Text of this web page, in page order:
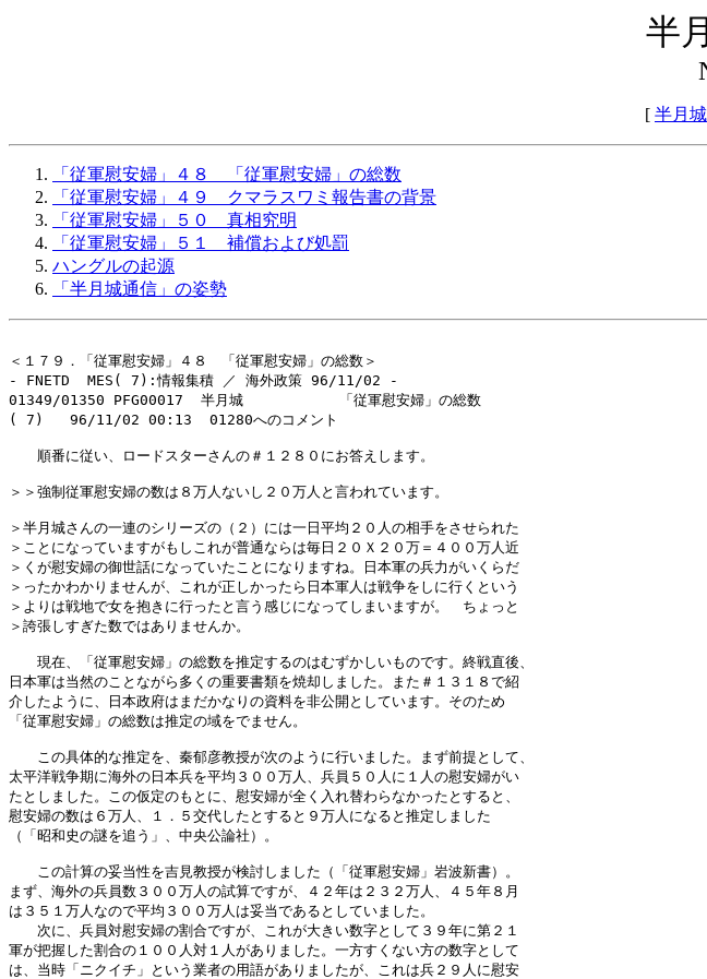
半
[ 半月
「従軍慰安婦」４８ 「従軍慰安婦」の総数
「従軍慰安婦」４９ クマラスワミ報告書の背景
「従軍慰安婦」５０ 真相究明
「従軍慰安婦」５１ 補償および処罰
ハングルの起源
「半月城通信」の姿勢
＜１７９．「従軍慰安婦」４８　「従軍慰安婦」の総数＞
- FNETD  MES( 7):情報集積 ／ 海外政策 96/11/02 -
01349/01350 PFG00017  半月城           「従軍慰安婦」の総数
( 7)   96/11/02 00:13  01280へのコメント
順番に従い、ロードスターさんの＃１２８０にお答えします。
＞＞強制従軍慰安婦の数は８万人ないし２０万人と言われています。
＞半月城さんの一連のシリーズの（２）には一日平均２０人の相手をさせられた
＞ことになっていますがもしこれが普通ならは毎日２０Ｘ２０万＝４００万人近
＞くが慰安婦の御世話になっていたことになりますね。日本軍の兵力がいくらだ
＞ったかわかりませんが、これが正しかったら日本軍人は戦争をしに行くという
＞よりは戦地で女を抱きに行ったと言う感じになってしまいますが。　ちょっと
＞誇張しすぎた数ではありませんか。
現在、「従軍慰安婦」の総数を推定するのはむずかしいものです。終戦直後、
日本軍は当然のことながら多くの重要書類を焼却しました。また＃１３１８で紹
介したように、日本政府はまだかなりの資料を非公開としています。そのため
「従軍慰安婦」の総数は推定の域をでません。
この具体的な推定を、秦郁彦教授が次のように行いました。まず前提として、
太平洋戦争期に海外の日本兵を平均３００万人、兵員５０人に１人の慰安婦がい
たとしました。この仮定のもとに、慰安婦が全く入れ替わらなかったとすると、
慰安婦の数は６万人、１．５交代したとすると９万人になると推定しました
（「昭和史の謎を追う」、中央公論社）。
この計算の妥当性を吉見教授が検討しました（「従軍慰安婦」岩波新書）。
まず、海外の兵員数３００万人の試算ですが、４２年は２３２万人、４５年８月
は３５１万人なので平均３００万人は妥当であるとしていました。
次に、兵員対慰安婦の割合ですが、これが大きい数字として３９年に第２１
軍が把握した割合の１００人対１人がありました。一方すくない方の数字として
は、当時「ニクイチ」という業者の用語がありましたが、これは兵２９人に慰安